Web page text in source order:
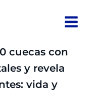
cuecas con
y revela
vida y